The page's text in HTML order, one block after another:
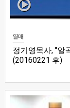
열매
정기영목사, "알
(20160221 후)